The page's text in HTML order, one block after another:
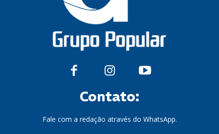
Contato:
Fale com a redação através do WhatsApp.